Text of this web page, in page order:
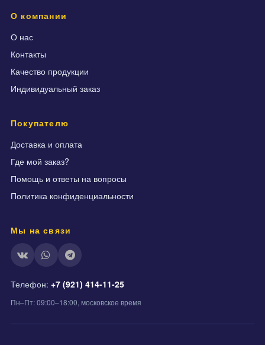
О компании
О нас
Контакты
Качество продукции
Индивидуальный заказ
Покупателю
Доставка и оплата
Где мой заказ?
Помощь и ответы на вопросы
Политика конфиденциальности
Мы на связи
Телефон: +7 (921) 414-11-25
Пн–Пт: 09:00–18:00, московское время